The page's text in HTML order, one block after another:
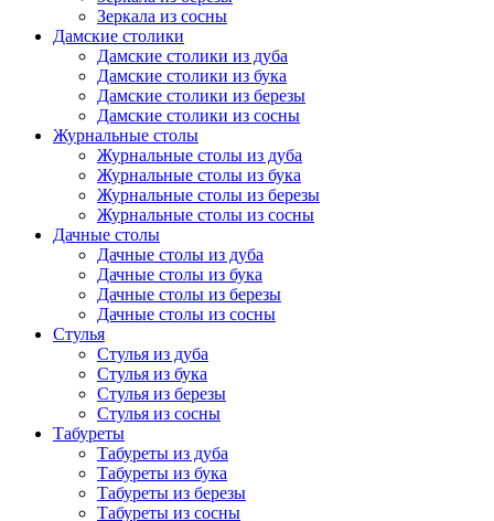
Зеркала из сосны
Дамские столики
Дамские столики из дуба
Дамские столики из бука
Дамские столики из березы
Дамские столики из сосны
Журнальные столы
Журнальные столы из дуба
Журнальные столы из бука
Журнальные столы из березы
Журнальные столы из сосны
Дачные столы
Дачные столы из дуба
Дачные столы из бука
Дачные столы из березы
Дачные столы из сосны
Стулья
Стулья из дуба
Стулья из бука
Стулья из березы
Стулья из сосны
Табуреты
Табуреты из дуба
Табуреты из бука
Табуреты из березы
Табуреты из сосны